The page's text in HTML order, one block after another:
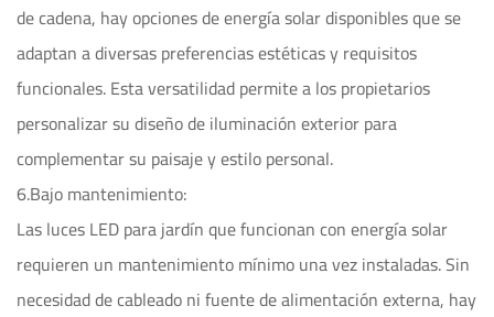
de cadena, hay opciones de energía solar disponibles que se
adaptan a diversas preferencias estéticas y requisitos
funcionales. Esta versatilidad permite a los propietarios
personalizar su diseño de iluminación exterior para
complementar su paisaje y estilo personal.
6.Bajo mantenimiento:
Las luces LED para jardín que funcionan con energía solar
requieren un mantenimiento mínimo una vez instaladas. Sin
necesidad de cableado ni fuente de alimentación externa, hay